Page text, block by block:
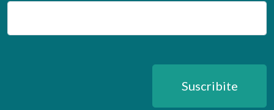
Email
Suscribite